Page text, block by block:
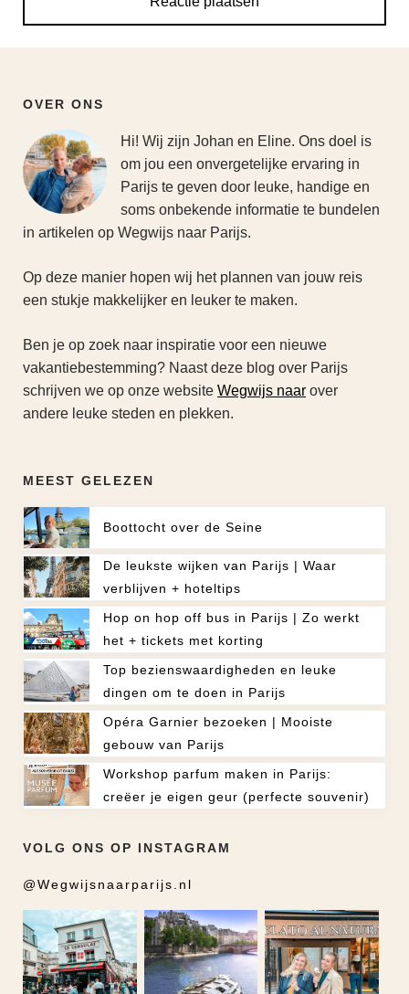
OVER ONS
Hi! Wij zijn Johan en Eline. Ons doel is
om jou een onvergetelijke ervaring in
Parijs te geven door leuke, handige en
soms onbekende informatie te bundelen
in artikelen op Wegwijs naar Parijs.
Op deze manier hopen wij het plannen van jouw reis
een stukje makkelijker en leuker te maken.
Ben je op zoek naar inspiratie voor een nieuwe
vakantiebestemming? Naast deze blog over Parijs
schrijven we op onze website Wegwijs naar over
andere leuke steden en plekken.
MEEST GELEZEN
Boottocht over de Seine
De leukste wijken van Parijs | Waar
verblijven + hoteltips
Hop on hop off bus in Parijs | Zo werkt
het + tickets met korting
Top bezienswaardigheden en leuke
dingen om te doen in Parijs
Opéra Garnier bezoeken | Mooiste
gebouw van Parijs
Workshop parfum maken in Parijs:
creëer je eigen geur (perfecte souvenir)
VOLG ONS OP INSTAGRAM
@Wegwijsnaarparijs.nl